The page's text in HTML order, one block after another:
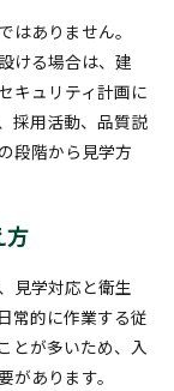
はありません。
ける場合は、建
キュリティ計画に
採用活動、品質説
段階から見学方
方
見学対応と衛生
常的に作業する従
とが多いため、入
あります。